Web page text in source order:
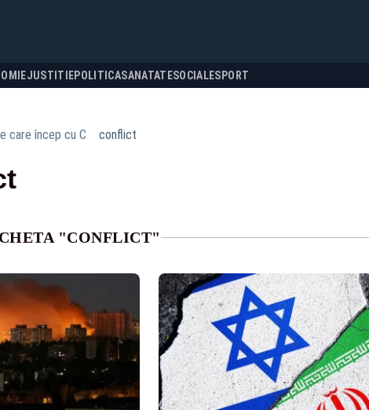
JUSTITIEPOLITICASANATATESOCIALESPORT
care încep cu C conflict
"CONFLICT"